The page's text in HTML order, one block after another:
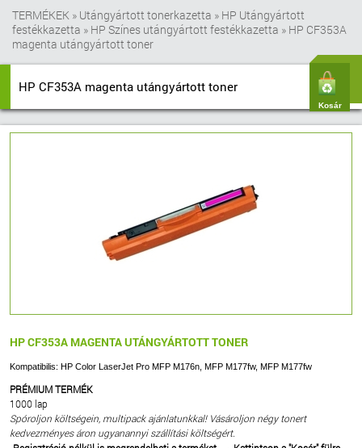
Kosár
TERMÉKEK » Utángyártott tonerkazetta » HP Utángyártott
festékkazetta » HP Színes utángyártott festékkazetta » HP CF353A
magenta utángyártott toner
HP CF353A magenta utángyártott toner
HP CF353A MAGENTA UTÁNGYÁRTOTT TONER
Kompatibilis: HP Color LaserJet Pro MFP M176n, MFP M177fw, MFP M177fw
PRÉMIUM TERMÉK
1000 lap
Spóroljon költségein, multipack ajánlatunkkal! Vásároljon négy tonert
kedvezményes áron ugyanannyi szállítási költségért.